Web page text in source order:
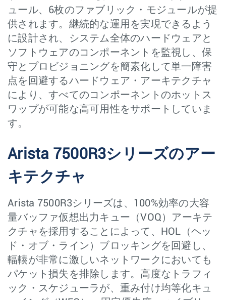
ュール、6枚のファブリック・モジュールが提
供されます。継続的な運用を実現できるよう
に設計され、システム全体のハードウェアと
ソフトウェアのコンポーネントを監視し、保
守とプロビジョニングを簡素化して単一障害
点を回避するハードウェア・アーキテクチャ
により、すべてのコンポーネントのホットス
ワップが可能な高可用性をサポートしていま
す。
Arista 7500R3シリーズのアー
キテクチャ
Arista 7500R3シリーズは、100%効率の大容
量バッファ仮想出力キュー（VOQ）アーキテ
クチャを採用することによって、HOL（ヘッ
ド・オブ・ライン）ブロッキングを回避し、
輻輳が非常に激しいネットワークにおいても
パケット損失を排除します。高度なトラフィ
ック・スケジューラが、重み付け均等化キュ